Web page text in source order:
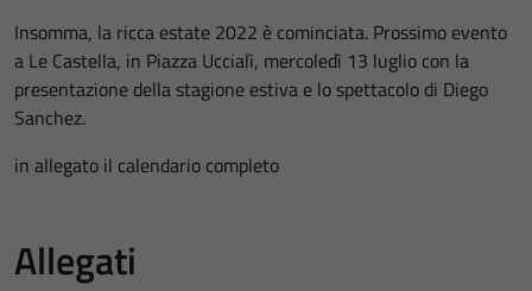
Insomma, la ricca estate 2022 è cominciata. Prossimo evento
a Le Castella, in Piazza Uccialì, mercoledì 13 luglio con la
presentazione della stagione estiva e lo spettacolo di Diego
Sanchez.
in allegato il calendario completo
Allegati